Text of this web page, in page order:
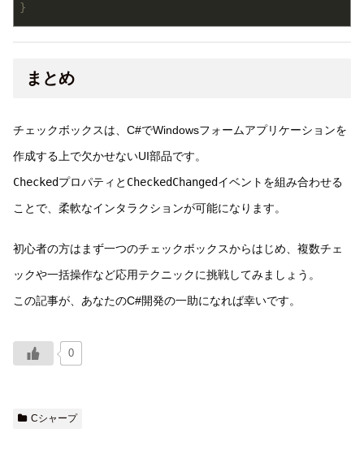
}
まとめ
チェックボックスは、C#でWindowsフォームアプリケーションを
作成する上で欠かせないUI部品です。
Checkedプロパティと CheckedChangedイベントを組み合わせる
ことで、柔軟なインタラクションが可能になります。
初心者の方はまず一つのチェックボックスからはじめ、複数チェ
ックや一括操作など応用テクニックに挑戦してみましょう。
この記事が、あなたのC#開発の一助になれば幸いです。
0
Cシャープ